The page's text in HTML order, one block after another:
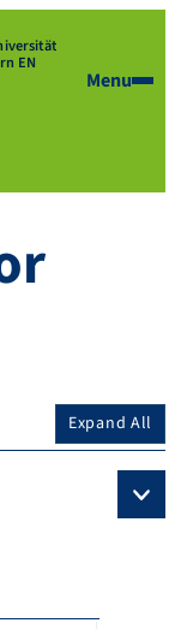
EN
Menu
Expand All